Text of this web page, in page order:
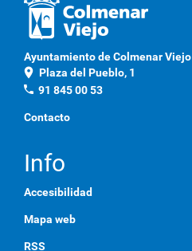
Ayuntamiento de Colmenar Viejo
location_on Plaza del Pueblo, 1
phone 91 845 00 53
Contacto
Info
Accesibilidad
Mapa web
RSS